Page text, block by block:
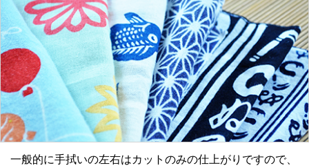
一般的に手拭いの左右はカットのみの仕上がりですので、